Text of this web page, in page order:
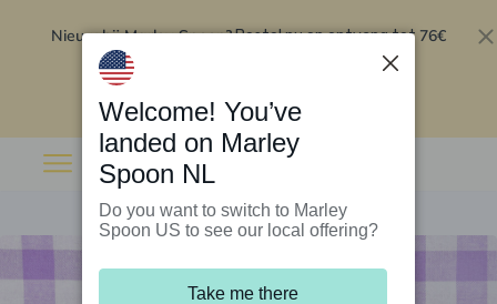
Nieuw bij Marley Spoon?Bestel nu en ontvang tot 76€
Welcome! You’ve
landed on Marley
Spoon NL
Do you want to switch to Marley
Spoon US to see our local offering?
Take me there